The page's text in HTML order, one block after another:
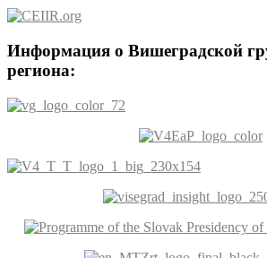
Информация о Вишеградской
региона: